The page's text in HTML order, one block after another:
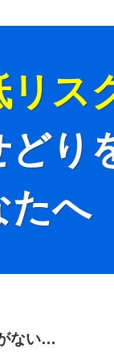
リス
どり
たへ
ない…